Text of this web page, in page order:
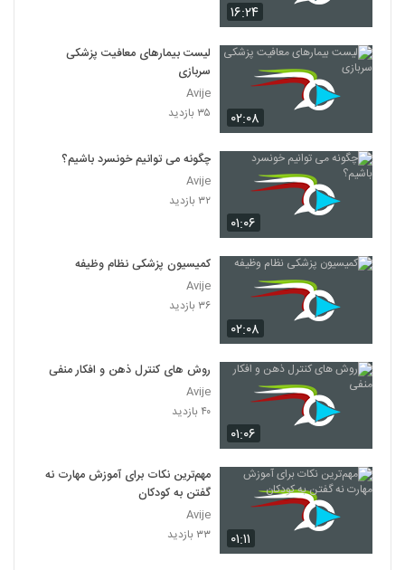
۱۶:۲۴
۰۲:۰۸
لیست بیمارهای معافیت پزشکی
سربازی
Avije
۳۵ بازدید
۰۱:۰۶
چگونه می توانیم خونسرد باشیم؟
Avije
۳۲ بازدید
۰۲:۰۸
کمیسیون پزشکی نظام وظیفه
Avije
۳۶ بازدید
۰۱:۰۶
روش های کنترل ذهن و افکار منفی
Avije
۴۰ بازدید
۰۱:۱۱
مهم‌ترین نکات برای آموزش مهارت نه
گفتن به کودکان
Avije
۳۳ بازدید